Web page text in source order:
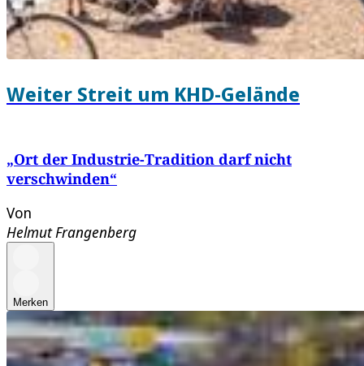
Weiter Streit um KHD-Gelände
„Ort der Industrie-Tradition darf nicht
verschwinden“
Von
Helmut Frangenberg
Merken